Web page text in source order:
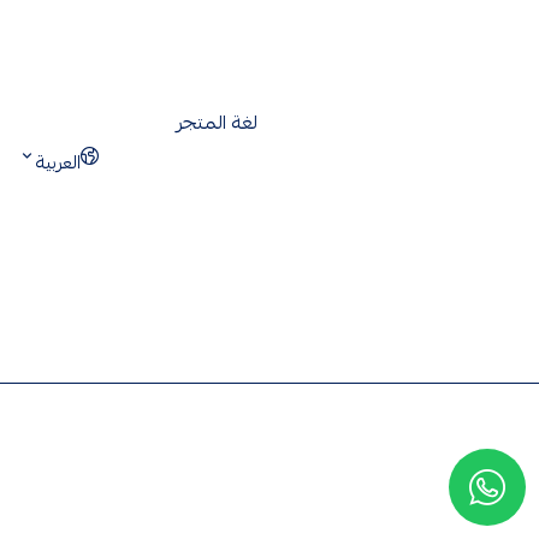
لغة المتجر
العربية